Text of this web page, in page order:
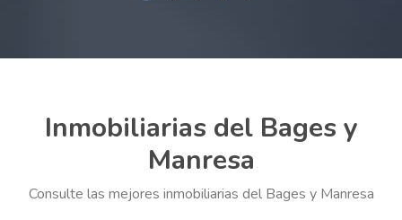
Inmobiliarias del Bages y
Manresa
Consulte las mejores inmobiliarias del Bages y Manresa